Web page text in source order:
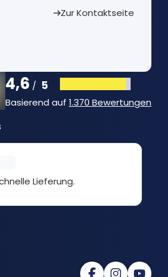
Zur Kontaktseite
4,6 / 5
Basierend auf 1.370 Bewertungen
Lieferung.